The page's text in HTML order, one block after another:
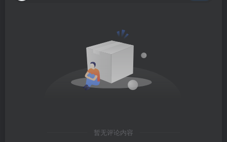
暂无评论内容